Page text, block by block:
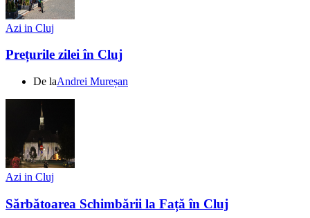
Azi in Cluj
Prețurile zilei în Cluj
De laAndrei Mureșan
Azi in Cluj
Sărbătoarea Schimbării la Față în Cluj